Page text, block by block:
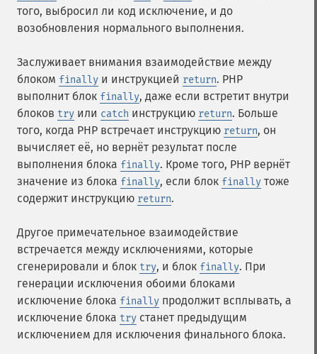
того, выбросил ли код исключение, и до
возобновления нормального выполнения.
Заслуживает внимания взаимодействие между
блоком finally и инструкцией return. PHP
выполнит блок finally, даже если встретит внутри
блоков try или catch инструкцию return. Больше
того, когда PHP встречает инструкцию return, он
вычисляет её, но вернёт результат после
выполнения блока finally. Кроме того, PHP вернёт
значение из блока finally, если блок finally тоже
содержит инструкцию return.
Другое примечательное взаимодействие
встречается между исключениями, которые
сгенерировали и блок try, и блок finally. При
генерации исключения обоими блоками
исключение блока finally продолжит всплывать, а
исключение блока try станет предыдущим
исключением для исключения финального блока.